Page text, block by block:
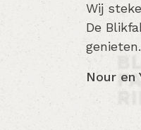
Wij
De
genieten.
Nour en